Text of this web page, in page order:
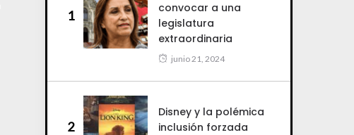
1
convocar a una
legislatura
extraordinaria
junio 21, 2024
2
Disney y la polémica
inclusión forzada